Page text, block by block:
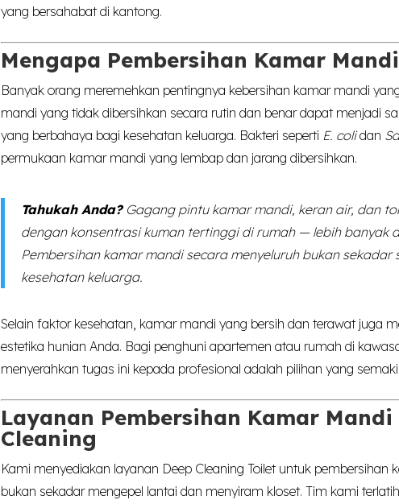
yang bersahabat di kantong.
Mengapa Pembersihan Kamar
Banyak orang meremehkan pentingnya kebersihan kamar mandi
mandi yang tidak dibersihkan secara rutin dan benar dapat menjadi
yang berbahaya bagi kesehatan keluarga. Bakteri seperti E. colidan
permukaan kamar mandi yang lembap dan jarang dibersihkan.
Tahukah Anda?Gagang pintu kamar mandi, keran air, dan
dengan konsentrasi kuman tertinggi di rumah — lebih banyak
Pembersihan kamar mandi secara menyeluruh bukan
kesehatan keluarga.
Selain faktor kesehatan, kamar mandi yang bersih dan terawat juga
estetika hunian Anda. Bagi penghuni apartemen atau rumah di
menyerahkan tugas ini kepada profesional adalah pilihan yang
Layanan Pembersihan Kamar Mandi
Cleaning
Kami menyediakan layanan Deep Cleaning Toilet untuk
bukan sekadar mengepel lantai dan menyiram kloset. Tim kami